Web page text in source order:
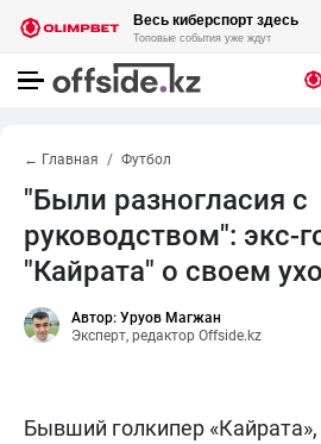
← Главная Футбол
"Были разногласия с
руководством": экс-
"Кайрата" о своем
Автор: Уруов Магжан
Эксперт, редактор Offside.kz
Бывший голкипер